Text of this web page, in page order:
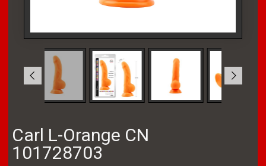
Carl L-Orange CN
101728703